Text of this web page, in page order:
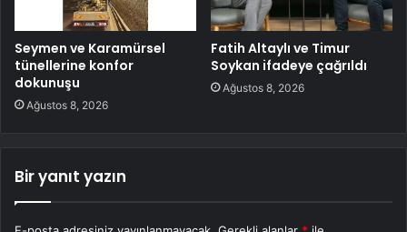
Seymen ve Karamürsel
tünellerine konfor
dokunuşu
Ağustos 8, 2026
Fatih Altaylı ve Timur
Soykan ifadeye çağrıldı
Ağustos 8, 2026
Bir yanıt yazın